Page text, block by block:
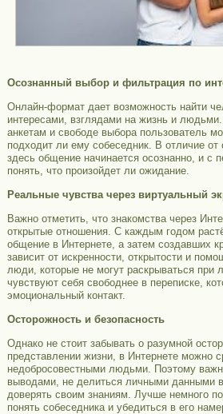
Осознанный выбор и фильтрация по
Онлайн-формат дает возможность найти
интересами, взглядами на жизнь и
анкетам и свободе выбора пользователь
подходит ли ему собеседник. В отличие от
здесь общение начинается осознанно, и с
понять, что произойдет ли ожидание.
Реальные чувства через виртуальный
Важно отметить, что знакомства через
открытые отношения. С каждым годом
общение в Интернете, а затем создавших
зависит от искренности, открытости и
люди, которые не могут раскрываться при
чувствуют себя свободнее в переписке,
эмоциональный контакт.
Осторожность и безопасность
Однако не стоит забывать о разумной
представлении жизни, в Интернете можно
недобросовестными людьми. Поэтому
выводами, не делиться личными данными
доверять своим знаниям. Лучше немного
понять собеседника и убедиться в его